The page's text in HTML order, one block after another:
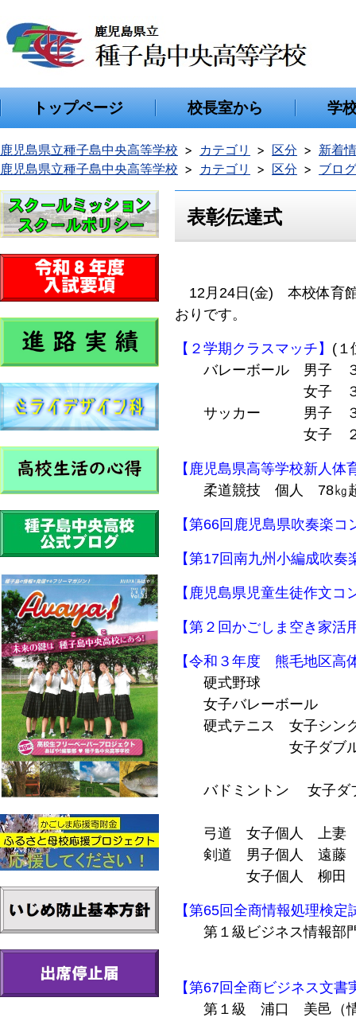
トップページ 校長室から 学
鹿児島県立種子島中央高等学校 カテゴリ 区分
新着
鹿児島県立種子島中央高等学校
カテゴリ 区分 ブロ
表彰伝達式
12月24日(金) 本校体育館
おりです。
【２学期クラスマッチ】 (１
バレーボール 男子 ３
女子 ３年１･
サッカー 男子 ３年
女子 ２年３
【鹿児島県高等学校新人体
柔道競技 個人 78㎏
【第66回鹿児島県吹奏楽
【第17回南九州小編成吹
【鹿児島県児童生徒作文
【第２回かごしま空き家
【令和３年度 熊毛地区高
硬式野球
女子バレーボール
硬式テニス 女子シン
女子ダブルス 浦
バドミントン 女子
弓道 女子個人 上妻
剣道 男子個人 遠藤 大
女子個人 柳田 彩
【第65回全商情報処理検定
第１級ビジネス情報部
【第67回全商ビジネス文
第１級 浦口 美邑（情